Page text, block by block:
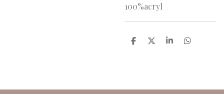
100%acryl
D
D
S
D